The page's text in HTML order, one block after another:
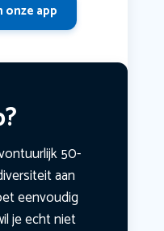
onze app
50-
aan
eenvoudig
je echt niet